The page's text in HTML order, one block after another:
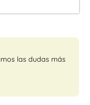
las dudas más